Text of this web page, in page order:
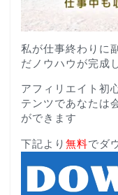
私が仕事終わりに
だノウハウが完成
アフィリエイト初
テンツであなたは
ができます
下記より 無料でダ